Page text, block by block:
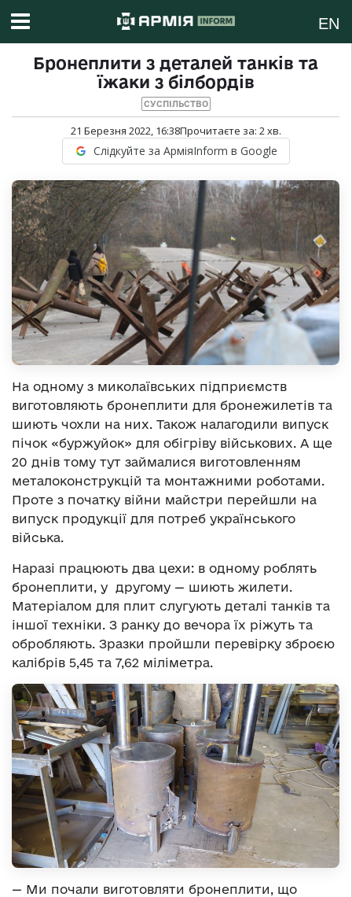
EN
Бронеплити з деталей танків та
їжаки з білбордів
СУСПІЛЬСТВО
21 Березня 2022, 16:38Прочитаєте за: 2хв.
Слідкуйте за АрміяInform в Google
На одному з миколаївських підприємств
виготовляють бронеплити для бронежилетів та
шиють чохли на них. Також налагодили випуск
пічок «буржуйок» для обігріву військових. А ще
20 днів тому тут займалися виготовленням
металоконструкцій та монтажними роботами.
Проте з початку війни майстри перейшли на
випуск продукції для потреб українського
війська.
Наразі працюють два цехи: в одному роблять
бронеплити, у другому — шиють жилети.
Матеріалом для плит слугують деталі танків та
іншої техніки. З ранку до вечора їх ріжуть та
обробляють. Зразки пройшли перевірку зброєю
калібрів 5,45 та 7,62 міліметра.
— Ми почали виготовляти бронеплити, що